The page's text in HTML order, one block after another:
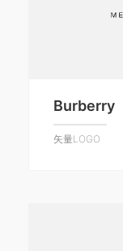
Burberry
矢量LOGO